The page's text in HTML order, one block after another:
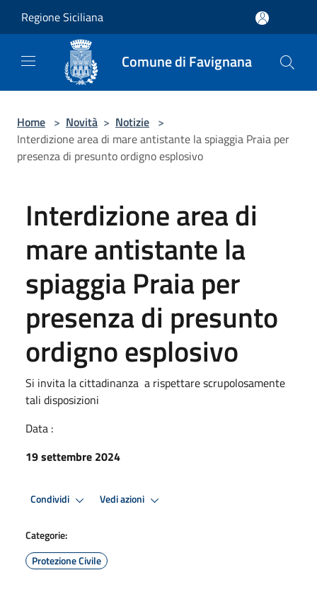
Regione Siciliana
Comune di Favignana
Home > Novità > Notizie >
Interdizione area di mare antistante la spiaggia Praia per
presenza di presunto ordigno esplosivo
Interdizione area di
mare antistante la
spiaggia Praia per
presenza di presunto
ordigno esplosivo
Si invita la cittadinanza a rispettare scrupolosamente
tali disposizioni
Data :
19 settembre 2024
Condividi Vedi azioni
Categorie:
Protezione Civile